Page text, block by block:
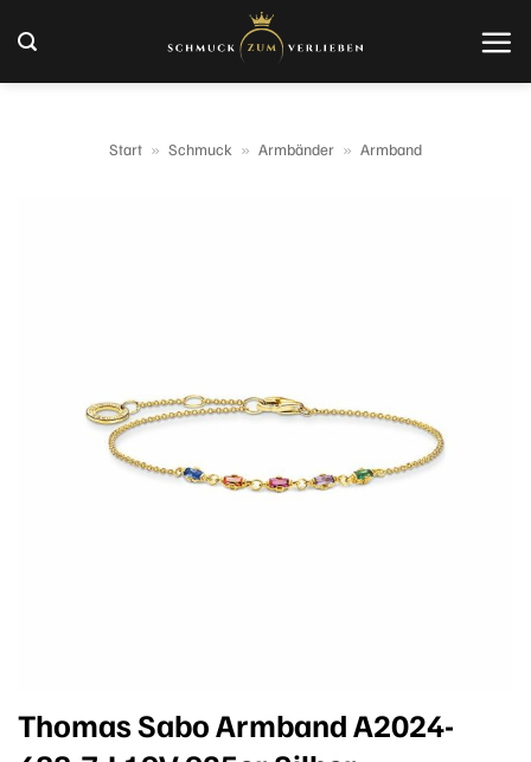
Inhalt
springen
Start » Schmuck » Armbänder » Armband
Thomas Sabo Armband A2024-